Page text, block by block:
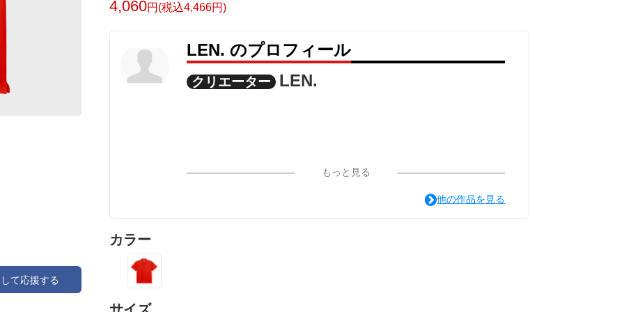
て応援する
4,060円(税込4,466円)
LEN. のプロフィール
クリエーター LEN.
もっと見る
他の作品を見る
カラー